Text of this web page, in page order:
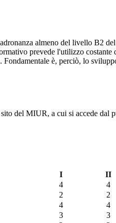
almeno del livello B2
prevede l'utilizzo costante
è, perciò, lo
del MIUR, a cui si accede dal
I II
4 4
2
2
4 4
3 3